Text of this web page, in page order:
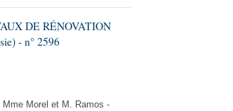
DE RÉNOVATION
- n° 2596
Morel et M. Ramos -